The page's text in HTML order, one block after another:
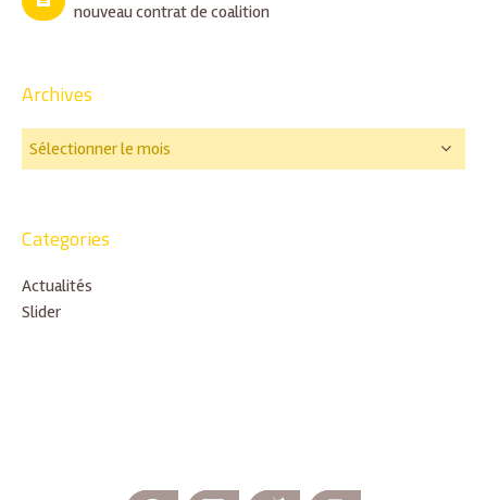
nouveau contrat de coalition
Archives
Categories
Actualités
Slider